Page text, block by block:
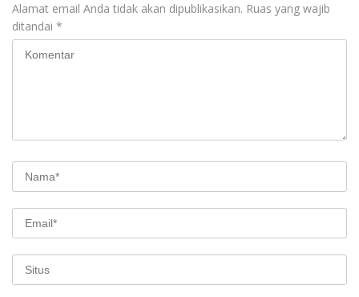
Alamat email Anda tidak akan dipublikasikan. Ruas yang wajib
ditandai *